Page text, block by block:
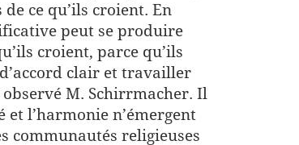
ce qu’ils croient. En
peut se produire
croient, parce qu’ils
clair et travailler
M. Schirrmacher. Il
l’harmonie n’émergent
communautés religieuses